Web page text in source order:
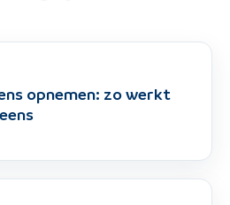
opnemen: zo werkt